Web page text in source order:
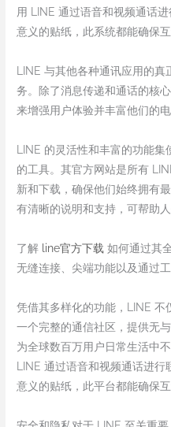
用 LINE 通过语音和视频通话
意义的贴纸，此系统都能确保互
LINE 与其他各种通讯应用的
务。除了消息传递和通话的核
来增强用户体验并丰富他们的电
LINE 的灵活性和丰富的功能
的工具。其官方网站是所有
新和下载，确保他们始终拥有
有清晰的说明和支持，可帮助人
了解 line官方下载 如何通过其
无缝连接、尖端功能以及通过
凭借其多样化的功能，LINE 不
一个完整的通信社区，提供无
为全球数百万用户日常生活中
LINE 通过语音和视频通话进
意义的贴纸，此平台都能确保